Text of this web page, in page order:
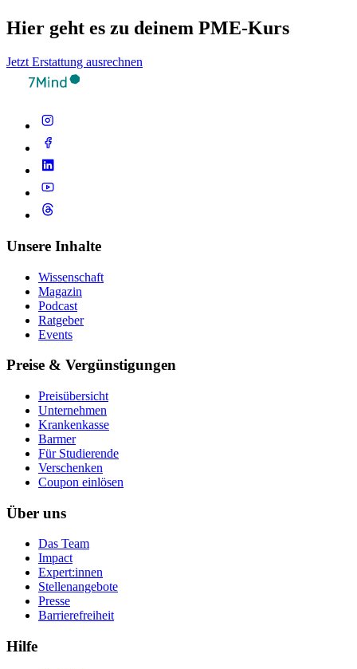
Hier geht es zu deinem PME-Kurs
Jetzt Erstattung ausrechnen
Unsere Inhalte
Wissenschaft
Magazin
Podcast
Ratgeber
Events
Preise & Vergünstigungen
Preisübersicht
Unternehmen
Krankenkasse
Barmer
Für Studierende
Ver­schen­ken
Coupon einlösen
Über uns
Das Team
Impact
Expert:innen
Stellenangebote
Presse
Barrierefreiheit
Hilfe